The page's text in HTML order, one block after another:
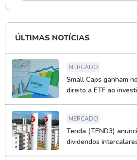
ÚLTIMAS NOTÍCIAS
MERCADO
Small Caps ganham
direito a ETF ao
MERCADO
Tenda (TEND3)
dividendos